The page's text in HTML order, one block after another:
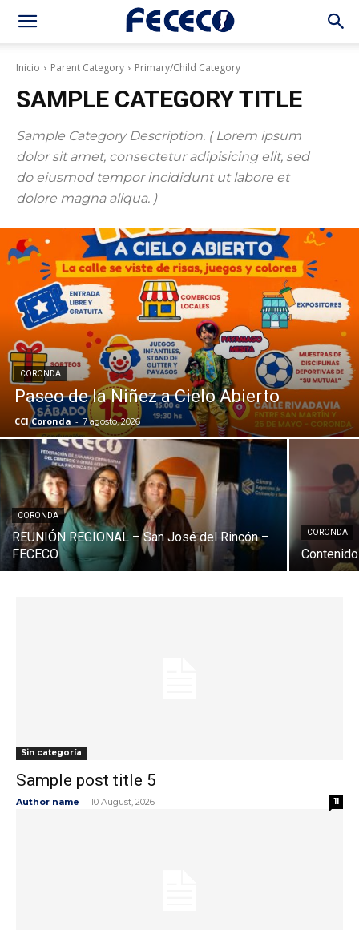
Inicio Parent Category Primary/Child Category
SAMPLE CATEGORY TITLE
Sample Category Description. ( Lorem ipsum
dolor sit amet, consectetur adipisicing elit, sed
do eiusmod tempor incididunt ut labore et
dolore magna aliqua. )
CORONDA
Paseo de la Niñez a Cielo Abierto
CCI Coronda - 7 agosto, 2026
CORONDA
REUNIÓN REGIONAL – San José del Rincón –
FECECO
CORONDA
Sin categoría
Sample post title 5
Author name - 10 August, 2026 11